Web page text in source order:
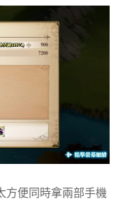
方便同時拿兩部手機